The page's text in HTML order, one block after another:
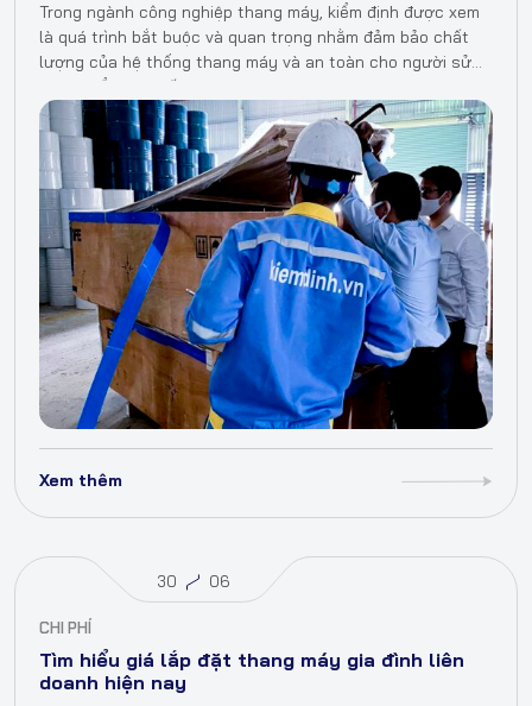
Trong ngành công nghiệp thang máy, kiểm định được xem
là quá trình bắt buộc và quan trọng nhằm đảm bảo chất
lượng của hệ thống thang máy và an toàn cho người sử
dụng. Để được cấp chứng nhận…
Xem thêm
30 06
CHI PHÍ
Tìm hiểu giá lắp đặt thang máy gia đình liên
doanh hiện nay